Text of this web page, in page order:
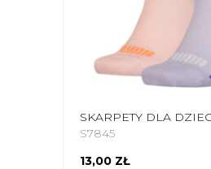
S7845
13,00 ZŁ